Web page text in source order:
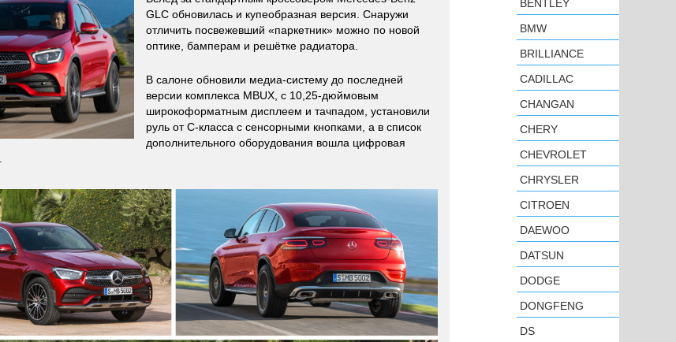
GLC обновилась и купеобразная версия. Снаружи
отличить посвежевший «паркетник» можно по новой
оптике, бамперам и решётке радиатора.
В салоне обновили медиа-систему до последней
версии комплекса MBUX, с 10,25-дюймовым
широкоформатным дисплеем и тачпадом, установили
руль от С-класса с сенсорными кнопками, а в список
дополнительного оборудования вошла цифровая
BENTLEY
BMW
BRILLIANCE
CADILLAC
CHANGAN
CHERY
CHEVROLET
CHRYSLER
CITROEN
DAEWOO
DATSUN
DODGE
DONGFENG
DS